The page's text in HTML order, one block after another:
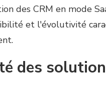
des CRM en mode
et l'évolutivité
des